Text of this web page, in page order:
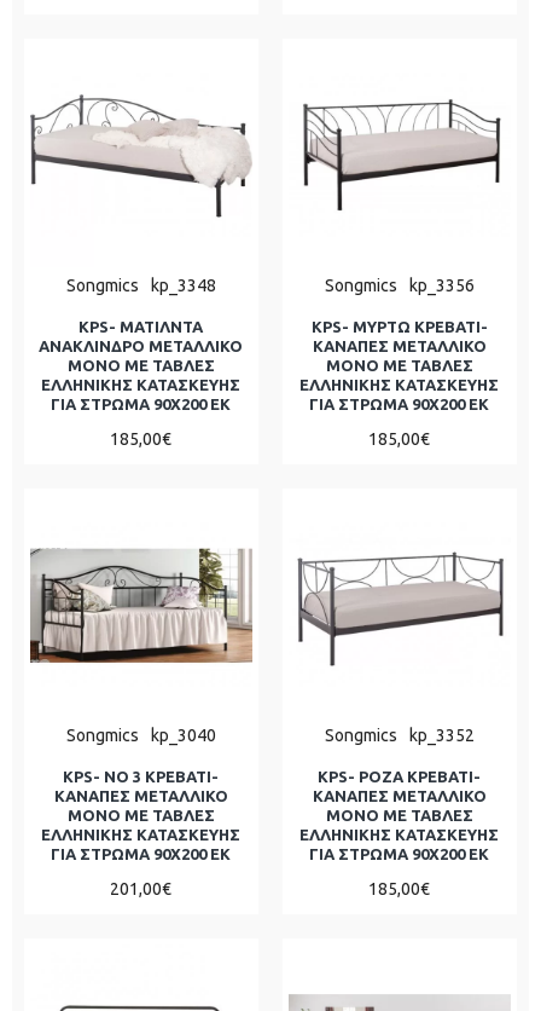
Songmics kp_3348
KPS- ΜΑΤΙΛΝΤΑ
ΑΝΑΚΛΙΝΔΡΟ ΜΕΤΑΛΛΙΚΟ
ΜΟΝΟ ΜΕ ΤΑΒΛΕΣ
ΕΛΛΗΝΙΚΗΣ ΚΑΤΑΣΚΕΥΗΣ
ΓΙΑ ΣΤΡΩΜΑ 90Χ200 ΕΚ
185,00€
Songmics kp_3356
KPS- ΜΥΡΤΩ ΚΡΕΒΑΤΙ-
ΚΑΝΑΠΕΣ ΜΕΤΑΛΛΙΚΟ
ΜΟΝΟ ΜΕ ΤΑΒΛΕΣ
ΕΛΛΗΝΙΚΗΣ ΚΑΤΑΣΚΕΥΗΣ
ΓΙΑ ΣΤΡΩΜΑ 90Χ200 ΕΚ
185,00€
Songmics kp_3040
KPS- ΝΟ 3 ΚΡΕΒΑΤΙ-
ΚΑΝΑΠΕΣ ΜΕΤΑΛΛΙΚΟ
ΜΟΝΟ ΜΕ ΤΑΒΛΕΣ
ΕΛΛΗΝΙΚΗΣ ΚΑΤΑΣΚΕΥΗΣ
ΓΙΑ ΣΤΡΩΜΑ 90Χ200 ΕΚ
201,00€
Songmics kp_3352
KPS- ΡΟΖΑ ΚΡΕΒΑΤΙ-
ΚΑΝΑΠΕΣ ΜΕΤΑΛΛΙΚΟ
ΜΟΝΟ ΜΕ ΤΑΒΛΕΣ
ΕΛΛΗΝΙΚΗΣ ΚΑΤΑΣΚΕΥΗΣ
ΓΙΑ ΣΤΡΩΜΑ 90Χ200 ΕΚ
185,00€